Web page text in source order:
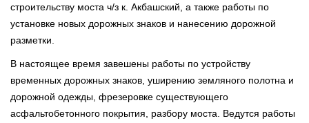
строительству моста ч/з к. Акбашский, а также работы по
установке новых дорожных знаков и нанесению дорожной
разметки.
В настоящее время завешены работы по устройству
временных дорожных знаков, уширению земляного полотна и
дорожной одежды, фрезеровке существующего
асфальтобетонного покрытия, разбору моста. Ведутся работы